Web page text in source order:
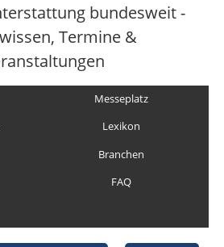
bundesweit -
Termine &
Messeplatz
Lexikon
Branchen
FAQ